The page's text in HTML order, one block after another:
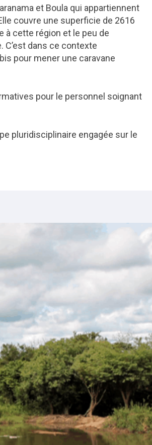
et Boula qui appartiennent
couvre une superficie de 2616
à cette région et le peu de
dans ce contexte
pour mener une caravane
pour le personnel soignant
pluridisciplinaire engagée sur le